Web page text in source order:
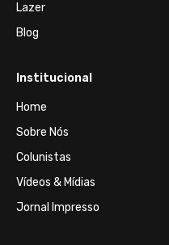
Lazer
Blog
Institucional
Home
Sobre Nós
Colunistas
Vídeos & Mídias
Jornal Impresso